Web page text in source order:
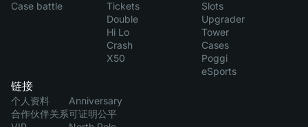
Case battle
Tickets
Double
Hi Lo
Crash
X50
Slots
Upgrader
Tower
Cases
Poggi
eSports
链接
个人资料
合作伙伴关系
Anniversary
可证明公平